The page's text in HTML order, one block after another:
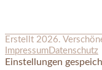
Erstellt 2026.
Impressum Datenschutz
Einstellungen